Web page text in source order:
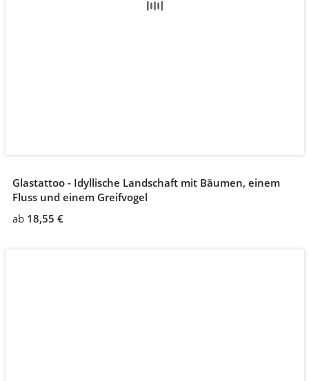
Glastattoo - Idyllische Landschaft mit Bäumen, einem
Fluss und einem Greifvogel
ab 18,55 €